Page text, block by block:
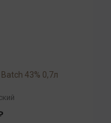
43% 0,7л